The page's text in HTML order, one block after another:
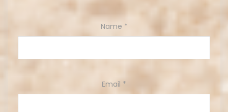
Name *
Email *